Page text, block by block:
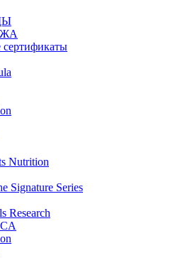
Nutrition
Signature Series
Research